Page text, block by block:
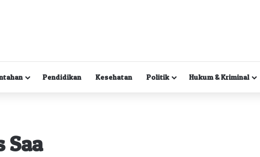
Pendidikan Kesehatan Politik Hukum & Kriminal
Saa